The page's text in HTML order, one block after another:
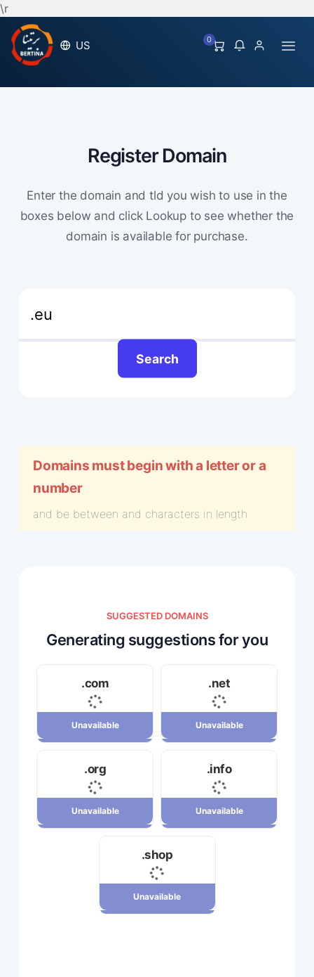
\r
US 0
Register Domain
Enter the domain and tld you wish to use in the
boxes below and click Lookup to see whether the
domain is available for purchase.
Search
Domains must begin with a letter or a
number
and be between and characters in length
SUGGESTED DOMAINS
Generating suggestions for you
.com
Unavailable
.net
Unavailable
.org
Unavailable
.info
Unavailable
.shop
Unavailable